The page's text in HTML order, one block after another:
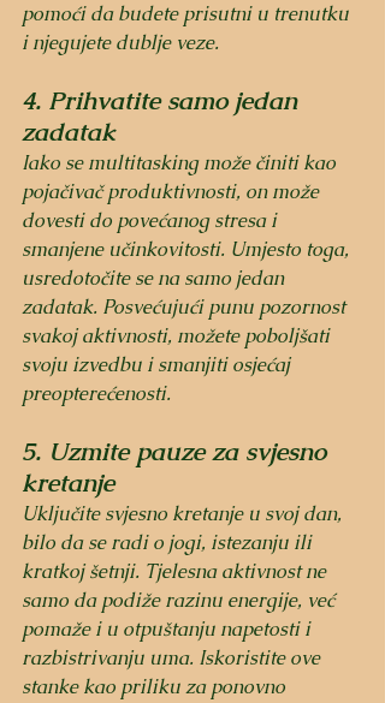
pomoći da budete prisutni u trenutku
i njegujete dublje veze.
4. Prihvatite samo jedan
zadatak
Iako se multitasking može činiti kao
pojačivač produktivnosti, on može
dovesti do povećanog stresa i
smanjene učinkovitosti. Umjesto toga,
usredotočite se na samo jedan
zadatak. Posvećujući punu pozornost
svakoj aktivnosti, možete poboljšati
svoju izvedbu i smanjiti osjećaj
preopterećenosti.
5. Uzmite pauze za svjesno
kretanje
Uključite svjesno kretanje u svoj dan,
bilo da se radi o jogi, istezanju ili
kratkoj šetnji. Tjelesna aktivnost ne
samo da podiže razinu energije, već
pomaže i u otpuštanju napetosti i
razbistrivanju uma. Iskoristite ove
stanke kao priliku za ponovno